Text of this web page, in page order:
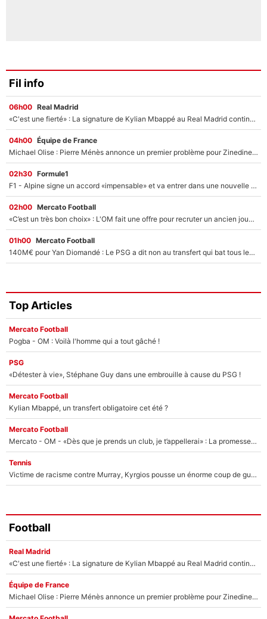
Fil info
06h00 Real Madrid
«C'est une fierté» : La signature de Kylian Mbappé au Real Madrid continue de régaler l'Espagne
04h00 Équipe de France
Michael Olise : Pierre Ménès annonce un premier problème pour Zinedine Zidane en équipe de France
02h30 Formule1
F1 - Alpine signe un accord «impensable» et va entrer dans une nouvelle dimension : Grande nouvelle pour Pierre Gasly !
02h00 Mercato Football
«C’est un très bon choix» : L'OM fait une offre pour recruter un ancien joueur du PSG... et c'est validé dans l'After Foot !
01h00 Mercato Football
140M€ pour Yan Diomandé : Le PSG a dit non au transfert qui bat tous les records sur le mercato
Top Articles
Mercato Football
Pogba - OM : Voilà l'homme qui a tout gâché !
PSG
«Détester à vie», Stéphane Guy dans une embrouille à cause du PSG !
Mercato Football
Kylian Mbappé, un transfert obligatoire cet été ?
Mercato Football
Mercato - OM - «Dès que je prends un club, je t’appellerai» : La promesse de Marcelino au moment de claquer la porte
Tennis
Victime de racisme contre Murray, Kyrgios pousse un énorme coup de gueule !
Football
Real Madrid
«C'est une fierté» : La signature de Kylian Mbappé au Real Madrid continue de régaler l'Espagne
Équipe de France
Michael Olise : Pierre Ménès annonce un premier problème pour Zinedine Zidane en équipe de France